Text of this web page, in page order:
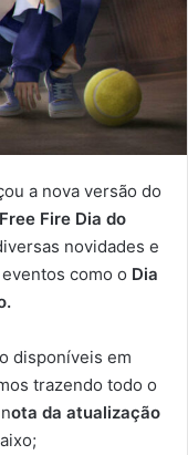
a nova versão do
Free Fire Dia do
novidades e
como o Dia
.
disponíveis em
trazendo todo o
ota da atualização